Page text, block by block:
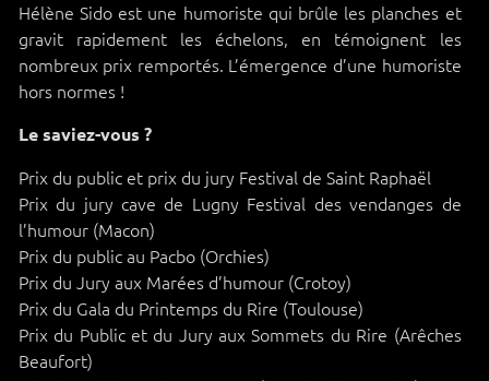
Hélène Sido est une humoriste qui brûle les planches et
gravit rapidement les échelons, en témoignent les
nombreux prix remportés. L’émergence d’une humoriste
hors normes !
Le saviez-vous ?
Prix du public et prix du jury Festival de Saint Raphaël
Prix du jury cave de Lugny Festival des vendanges de
l’humour (Macon)
Prix du public au Pacbo (Orchies)
Prix du Jury aux Marées d’humour (Crotoy)
Prix du Gala du Printemps du Rire (Toulouse)
Prix du Public et du Jury aux Sommets du Rire (Arêches
Beaufort)